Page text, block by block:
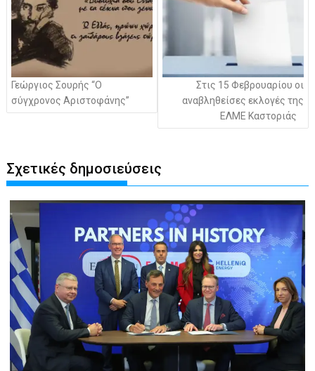
Γεώργιος Σουρής “Ο
σύγχρονος Αριστοφάνης”
Στις 15 Φεβρουαρίου οι
αναβληθείσες εκλογές της
ΕΛΜΕ Καστοριάς
Σχετικές δημοσιεύσεις